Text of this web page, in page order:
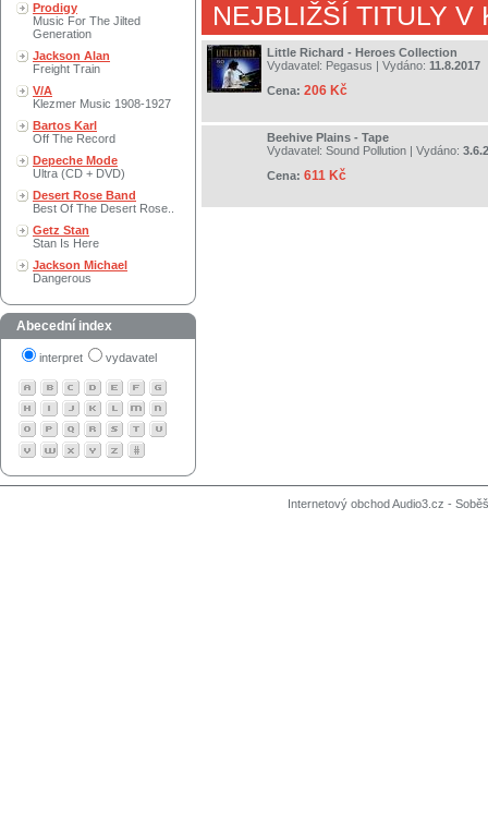
Prodigy
Music For The Jilted
Generation
Jackson Alan
Freight Train
V/A
Klezmer Music 1908-1927
Bartos Karl
Off The Record
Depeche Mode
Ultra (CD + DVD)
Desert Rose Band
Best Of The Desert Rose..
Getz Stan
Stan Is Here
Jackson Michael
Dangerous
Abecední index
interpret vydavatel
NEJBLIŽŠÍ TITULY V
Little Richard - Heroes Collection
Vydavatel: Pegasus | Vydáno: 11.8.2017
Cena: 206 Kč
Beehive Plains - Tape
Vydavatel: Sound Pollution | Vydáno:
Cena: 611 Kč
Internetový obchod Audio3.cz -